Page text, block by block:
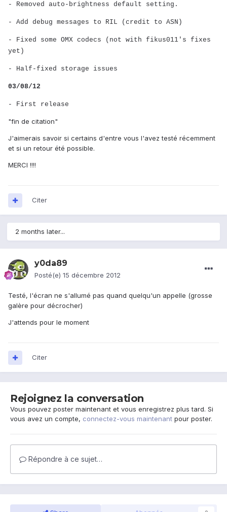
- Removed auto-brightness default setting.
- Add debug messages to RIL (credit to ASN)
- Fixed some OMX codecs (not with fikus011's fixes
yet)
- Half-fixed storage issues
03/08/12
- First release
"fin de citation"
J'aimerais savoir si certains d'entre vous l'avez testé récemment
et si un retour été possible.
MERCI !!!!
Citer
2 months later...
y0da89
Posté(e) 15 décembre 2012
Testé, l'écran ne s'allumé pas quand quelqu'un appelle (grosse
galère pour décrocher)
J'attends pour le moment
Citer
Rejoignez la conversation
Vous pouvez poster maintenant et vous enregistrez plus tard. Si
vous avez un compte, connectez-vous maintenant pour poster.
Répondre à ce sujet…